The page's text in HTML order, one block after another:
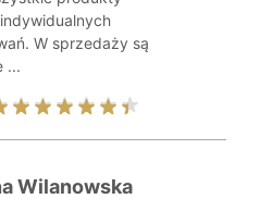
W sprzedaży są
...
Wilanowska